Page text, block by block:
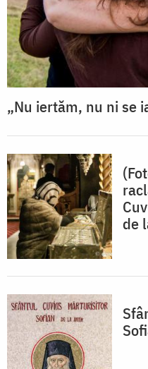
„Nu iertăm, nu ni se
de